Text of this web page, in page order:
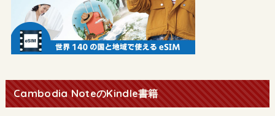
Cambodia NoteのKindle書籍